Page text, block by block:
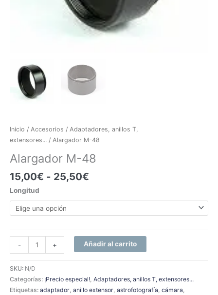
Inicio / Accesorios / Adaptadores, anillos T,
extensores... / Alargador M-48
Alargador M-48
15,00€ - 25,50€
Longitud
- + Añadir al carrito
SKU: N/D
Categorías: ¡Precio especial!, Adaptadores, anillos T, extensores...
Etiquetas: adaptador, anillo extensor, astrofotografía, cámara,